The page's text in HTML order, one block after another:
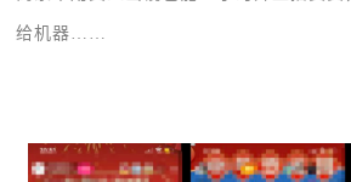
给机器……